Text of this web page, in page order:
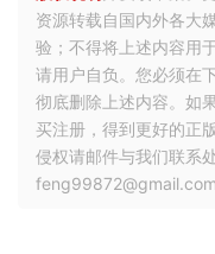
资源转载自国内外各大
验；不得将上述内容用
请用户自负。您必须在
彻底删除上述内容。如
买注册，得到更好的正
侵权请邮件与我们联系
feng99872@gmail.com